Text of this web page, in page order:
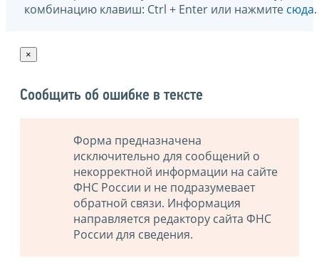
комбинацию клавиш: Ctrl + Enter или нажмите сюда.
×
Сообщить об ошибке в тексте
Форма предназначена
исключительно для сообщений о
некорректной информации на сайте
ФНС России и не подразумевает
обратной связи. Информация
направляется редактору сайта ФНС
России для сведения.